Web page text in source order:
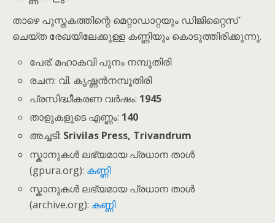
താഴെ പുസ്തകത്തിന്റെ മെറ്റാഡാറ്റയും ഡിജിറ്റൈസ്
ചെയ്ത രേഖയിലേക്കുള്ള കണ്ണിയും കൊടുത്തിരിക്കുന്നു.
പേര്: മഹാകവി പുനം നമ്പൂതിരി
രചന: വി. കൃഷ്ണൻനമ്പൂതിരി
പ്രസിദ്ധീകരണ വർഷം: 1945
താളുകളുടെ എണ്ണം: 140
അച്ചടി: Srivilas Press, Trivandrum
സ്കാനുകൾ ലഭ്യമായ പ്രധാന താൾ
(gpura.org): കണ്ണി
സ്കാനുകൾ ലഭ്യമായ പ്രധാന താൾ
(archive.org): കണ്ണി